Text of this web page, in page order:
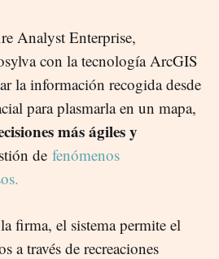
Analyst Enterprise,
con la tecnología ArcGIS
la información recogida desde
para plasmarla en un mapa,
más ágiles y
de fenómenos
firma, el sistema permite el
a través de recreaciones